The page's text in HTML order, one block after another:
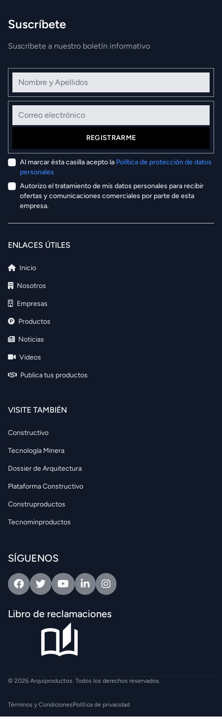
Suscríbete
Suscríbete a nuestro boletín informativo
Nombre y Apellidos
Correo electrónico
REGISTRARME
Al marcar ésta casilla acepto la Política de protección de datos
personales
Autorizo el tratamiento de mis datos personales para recibir
ofertas y comunicaciones comerciales por parte de esta
empresa.
ENLACES ÚTILES
Inicio
Nosotros
Empresas
Productos
Noticias
Videos
Publica tus productos
VISITE TAMBIÉN
Constructivo
Tecnología Minera
Dossier de Arquitectura
Plataforma Constructivo
Construproductos
Tecnominproductos
SÍGUENOS
FacebookTwitterYoutubeLinkedinIntagram
Libro de reclamaciones
© 2026 Arquiproductos. Todos los derechos reservados.
Términos y CondicionesPolítica de privacidad